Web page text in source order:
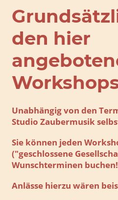
den hier
Unabhängig von den
Studio Zaubermusik
Sie können jeden
("geschlossene
Wunschterminen buchen!
Anlässe hierzu wären